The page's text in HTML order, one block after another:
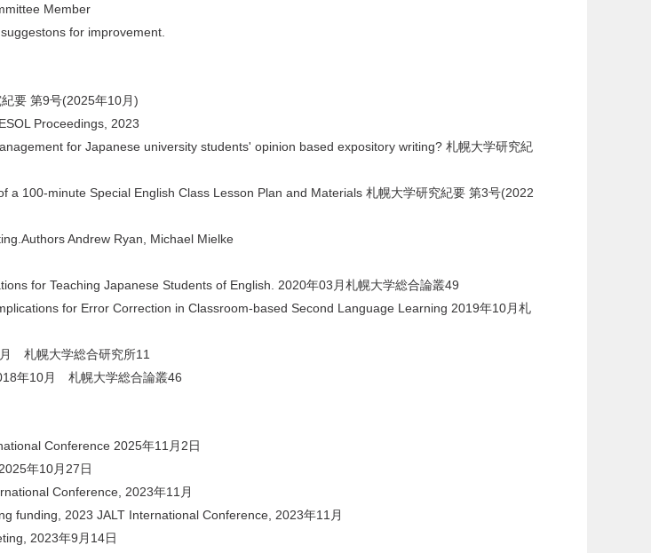
Member
for improvement.
要 第9号(2025年10月)
Proceedings, 2023
for Japanese university students' opinion based expository writing? 札幌大学研究紀
a 100-minute Special English Class Lesson Plan and Materials 札幌大学研究紀要 第3号(2022
Andrew Ryan, Michael Mielke
for Teaching Japanese Students of English. 2020年03月札幌大学総合論叢49
for Error Correction in Classroom-based Second Language Learning 2019年10月札
札幌大学総合研究所11
年10月 札幌大学総合論叢46
Conference 2025年11月2日
年10月27日
Conference, 2023年11月
funding, 2023 JALT International Conference, 2023年11月
2023年9月14日